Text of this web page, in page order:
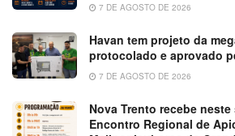
7 DE AGOSTO DE 2026
Havan tem projeto da
protocolado e aprovado
7 DE AGOSTO DE 2026
Nova Trento recebe
Encontro Regional de